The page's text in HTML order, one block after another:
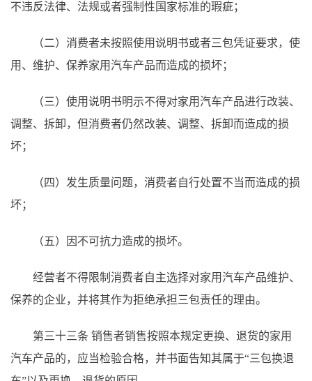
不违反法律、法规或者强制性国家标准的瑕疵；
（二）消费者未按照使用说明书或者三包凭证要求，使
用、维护、保养家用汽车产品而造成的损坏；
（三）使用说明书明示不得对家用汽车产品进行改装、
调整、拆卸，但消费者仍然改装、调整、拆卸而造成的损
坏；
（四）发生质量问题，消费者自行处置不当而造成的损
坏；
（五）因不可抗力造成的损坏。
经营者不得限制消费者自主选择对家用汽车产品维护、
保养的企业，并将其作为拒绝承担三包责任的理由。
第三十三条 销售者销售按照本规定更换、退货的家用
汽车产品的，应当检验合格，并书面告知其属于“三包换退